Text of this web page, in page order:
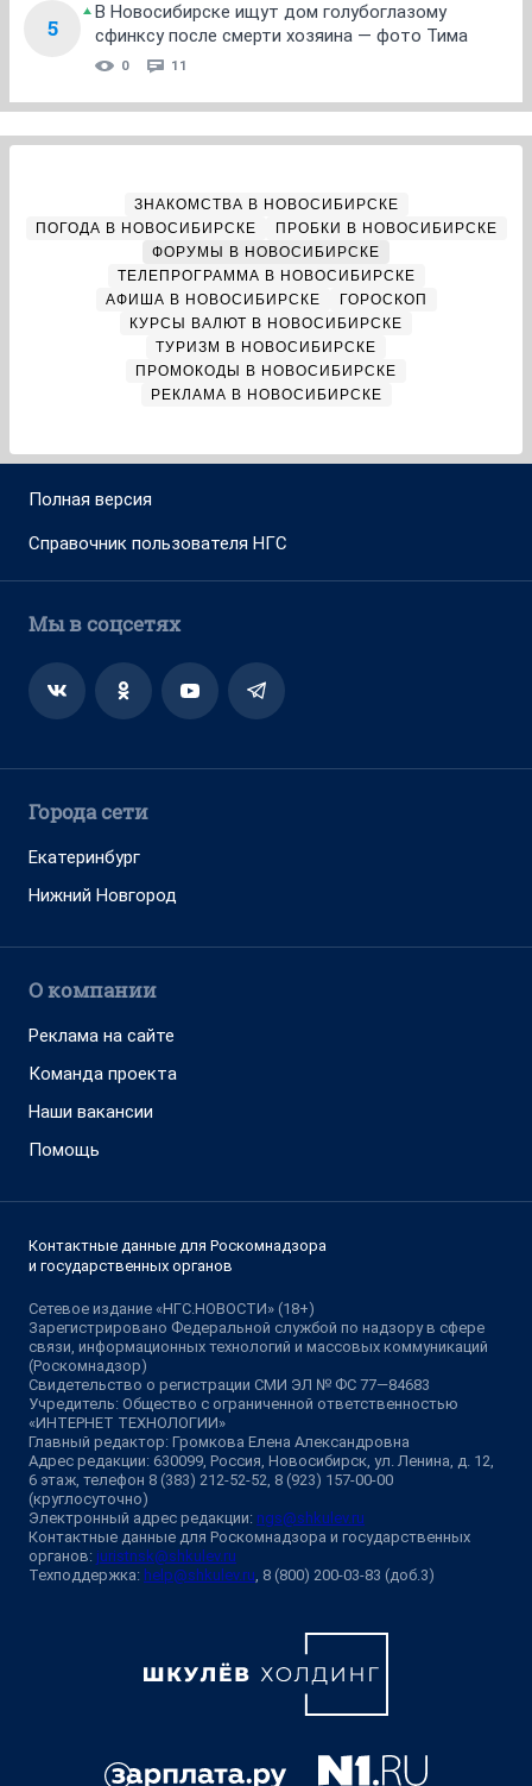
5
В Новосибирске ищут дом голубоглазому
сфинксу после смерти хозяина — фото Тима
0 11
ЗНАКОМСТВА В НОВОСИБИРСКЕ
ПОГОДА В НОВОСИБИРСКЕ
ПРОБКИ В НОВОСИБИРСКЕ
ФОРУМЫ В НОВОСИБИРСКЕ
ТЕЛЕПРОГРАММА В НОВОСИБИРСКЕ
АФИША В НОВОСИБИРСКЕ
ГОРОСКОП
КУРСЫ ВАЛЮТ В НОВОСИБИРСКЕ
ТУРИЗМ В НОВОСИБИРСКЕ
ПРОМОКОДЫ В НОВОСИБИРСКЕ
РЕКЛАМА В НОВОСИБИРСКЕ
Полная версия
Справочник пользователя НГС
Мы в соцсетях
Города сети
Екатеринбург
Нижний Новгород
О компании
Реклама на сайте
Команда проекта
Наши вакансии
Помощь
Контактные данные для Роскомнадзора
и государственных органов
Сетевое издание «НГС.НОВОСТИ» (18+)
Зарегистрировано Федеральной службой по надзору в сфере
связи, информационных технологий и массовых коммуникаций
(Роскомнадзор)
Свидетельство о регистрации СМИ ЭЛ № ФС 77—84683
Учредитель: Общество с ограниченной ответственностью
«ИНТЕРНЕТ ТЕХНОЛОГИИ»
Главный редактор: Громкова Елена Александровна
Адрес редакции: 630099, Россия, Новосибирск, ул. Ленина, д. 12,
6 этаж, телефон 8 (383) 212-52-52, 8 (923) 157-00-00
(круглосуточно)
Электронный адрес редакции: ngs@shkulev.ru
Контактные данные для Роскомнадзора и государственных
органов: juristnsk@shkulev.ru
Техподдержка: help@shkulev.ru, 8 (800) 200-03-83 (доб.3)